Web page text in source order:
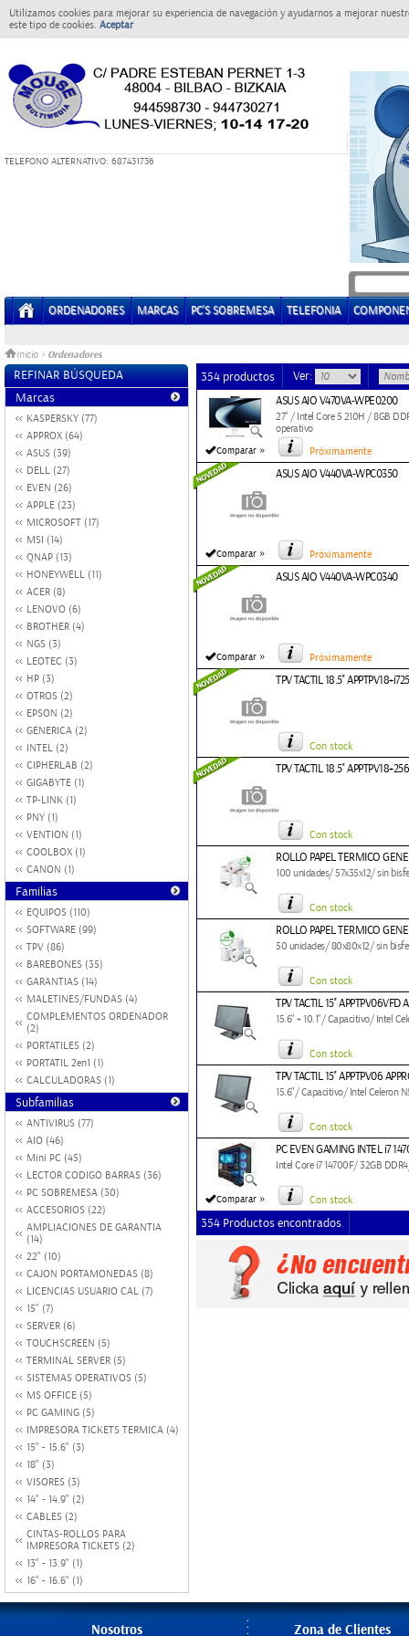
Utilizamos cookies para mejorar su experiencia de navegación y ayudarnos a mejorar
este tipo de cookies. Aceptar
TELEFONO ALTERNATIVO: 687431736
ORDENADORES MARCAS PC'S SOBREMESA TELEFONIA
Inicio > Ordenadores
REFINAR BÚSQUEDA
Marcas
KASPERSKY (77)
APPROX (64)
ASUS (39)
DELL (27)
EVEN (26)
APPLE (23)
MICROSOFT (17)
MSI (14)
QNAP (13)
HONEYWELL (11)
ACER (8)
LENOVO (6)
BROTHER (4)
NGS (3)
LEOTEC (3)
HP (3)
OTROS (2)
EPSON (2)
GENERICA (2)
INTEL (2)
CIPHERLAB (2)
GIGABYTE (1)
TP-LINK (1)
PNY (1)
VENTION (1)
COOLBOX (1)
CANON (1)
Familias
EQUIPOS (110)
SOFTWARE (99)
TPV (86)
BAREBONES (35)
GARANTIAS (14)
MALETINES/FUNDAS (4)
COMPLEMENTOS ORDENADOR
(2)
PORTATILES (2)
PORTATIL 2en1 (1)
CALCULADORAS (1)
Subfamilias
ANTIVIRUS (77)
AIO (46)
Mini PC (45)
LECTOR CODIGO BARRAS (36)
PC SOBREMESA (30)
ACCESORIOS (22)
AMPLIACIONES DE GARANTIA
(14)
22" (10)
CAJON PORTAMONEDAS (8)
LICENCIAS USUARIO CAL (7)
15" (7)
SERVER (6)
TOUCHSCREEN (5)
TERMINAL SERVER (5)
SISTEMAS OPERATIVOS (5)
MS OFFICE (5)
PC GAMING (5)
IMPRESORA TICKETS TERMICA (4)
15" - 15.6" (3)
18" (3)
VISORES (3)
14" - 14.9" (2)
CABLES (2)
CINTAS-ROLLOS PARA
IMPRESORA TICKETS (2)
13" - 13.9" (1)
16" - 16.6" (1)
354 productos Ver:
Comparar »
ASUS AIO V470VA-WPE0200
27" / Intel Core 5 210H / 8GB
operativo
Próximamente
Comparar »
ASUS AIO V440VA-WPC0350
Próximamente
Comparar »
ASUS AIO V440VA-WPC0340
Próximamente
TPV TACTIL 18.5''
Con stock
TPV TACTIL 18.5''
Con stock
ROLLO PAPEL TERMICO
100 unidades/ 57x35x12/ sin
Con stock
ROLLO PAPEL TERMICO
50 unidades/ 80x80x12/ sin
Con stock
TPV TACTIL 15'' APPTPV06VFD
15.6" + 10.1"/ Capacitivo/ Intel
Con stock
TPV TACTIL 15'' APPTPV06
15.6"/ Capacitivo/ Intel Celeron
Con stock
Comparar »
PC EVEN GAMING INTEL i7
Intel Core i7 14700F/ 32GB
Con stock
354 Productos encontrados
Nosotros Zona de Clientes